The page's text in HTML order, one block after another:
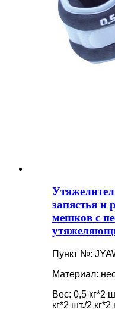
запястья и
мешков с
Пункт №:
Материал:
Вес: 0,5 кг*2
кг*2 шт./2